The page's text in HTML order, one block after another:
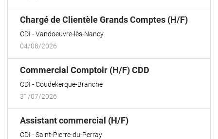
Chargé de Clientèle Grands Comptes (H/F)
CDI
Vandoeuvre-lès-Nancy
04/08/2026
Commercial Comptoir (H/F) CDD
CDI
Coudekerque-Branche
31/07/2026
Assistant commercial (H/F)(Nouvelle
CDI
Saint-Pierre-du-Perray